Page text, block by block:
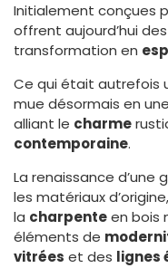
Initialement conçues
offrent aujourd’hui des
transformation en
Ce qui était autrefois
mue désormais en une
alliant le charme
contemporaine.
La renaissance d’une
les matériaux
la charpenteen bois
éléments de
vitrées et des lignes